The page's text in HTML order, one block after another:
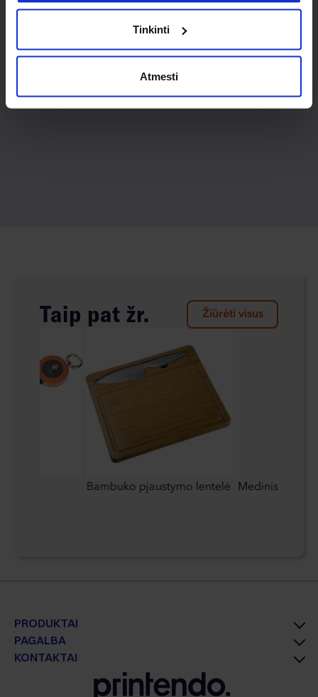
Tinkinti
Atmesti
Taip pat žr. Žiūrėti visus
Bambuko pjaustymo lentelė Medinis
PRODUKTAI
PAGALBA
KONTAKTAI